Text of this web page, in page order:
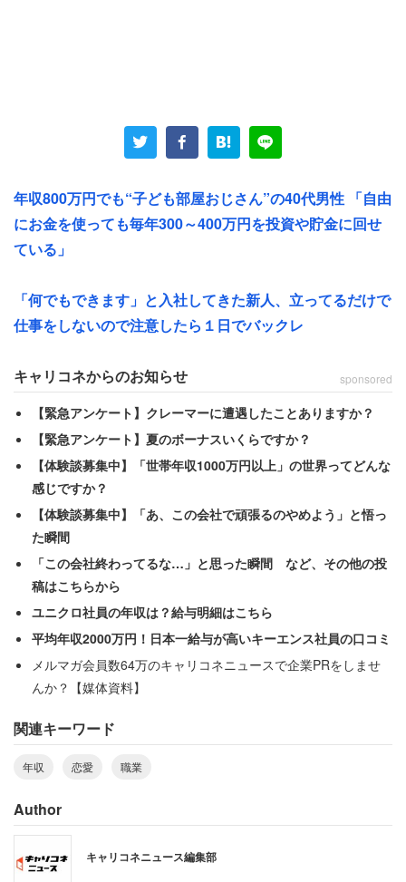
年収800万円でも“子ども部屋おじさん”の40代男性 「自由
にお金を使っても毎年300～400万円を投資や貯金に回せ
ている」
「何でもできます」と入社してきた新人、立ってるだけで
仕事をしないので注意したら１日でバックレ
キャリコネからのお知らせ sponsored
【緊急アンケート】クレーマーに遭遇したことありますか？
【緊急アンケート】夏のボーナスいくらですか？
【体験談募集中】「世帯年収1000万円以上」の世界ってどんな
感じですか？
【体験談募集中】「あ、この会社で頑張るのやめよう」と悟っ
た瞬間
「この会社終わってるな…」と思った瞬間 など、その他の投
稿はこちらから
ユニクロ社員の年収は？給与明細はこちら
平均年収2000万円！日本一給与が高いキーエンス社員の口コミ
メルマガ会員数64万のキャリコネニュースで企業PRをしませ
んか？【媒体資料】
関連キーワード
年収 恋愛 職業
Author
キャリコネニュース編集部